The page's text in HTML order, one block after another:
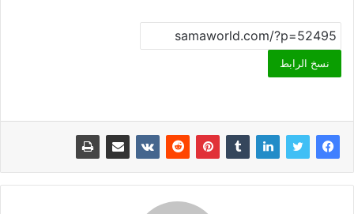
نسخ الرابط